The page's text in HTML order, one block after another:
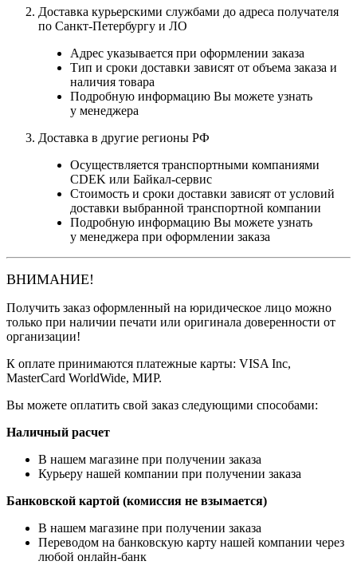
Доставка курьерскими службами до адреса получателя
по Санкт-Петербургу и ЛО
Адрес указывается при оформлении заказа
Тип и сроки доставки зависят от объема заказа и
наличия товара
Подробную информацию Вы можете узнать
у менеджера
Доставка в другие регионы РФ
Осуществляется транспортными компаниями
CDEK или Байкал-сервис
Стоимость и сроки доставки зависят от условий
доставки выбранной транспортной компании
Подробную информацию Вы можете узнать
у менеджера при оформлении заказа
ВНИМАНИЕ!
Получить заказ оформленный на юридическое лицо можно
только при наличии печати или оригинала доверенности от
организации!
К оплате принимаются платежные карты: VISA Inc,
MasterCard WorldWide, МИР.
Вы можете оплатить свой заказ следующими способами:
Наличный расчет
В нашем магазине при получении заказа
Курьеру нашей компании при получении заказа
Банковской картой (комиссия не взымается)
В нашем магазине при получении заказа
Переводом на банковскую карту нашей компании через
любой онлайн-банк